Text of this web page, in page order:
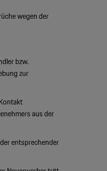
wegen der
bzw.
zur
aus der
entsprechender